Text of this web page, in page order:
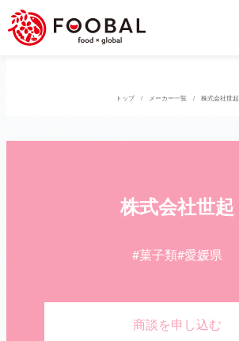
トップ メーカー一覧 株式会社世起
株式会社世起
#菓子類#愛媛県
商談を申し込む